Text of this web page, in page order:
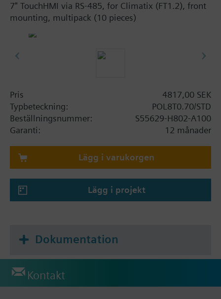
7" TouchHMI via RS-485, for Climatix (FT1.2), front
mounting, multipack (10 pieces)
Pris
4817,00 SEK
Typbeteckning:
POL8T0.70/STD
Beställningsnummer:
S55629-H802-A100
Garanti:
12 månader
Lägg i varukorgen
Lägg i projekt
Dokumentation
Kontakt